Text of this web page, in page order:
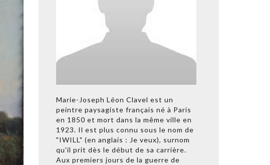
Marie-Joseph Léon Clavel est un
peintre paysagiste français né à Paris
en 1850 et mort dans la même ville en
1923. Il est plus connu sous le nom de
"IWILL" (en anglais : Je veux), surnom
qu'il prit dès le début de sa carrière.
Aux premiers jours de la guerre de